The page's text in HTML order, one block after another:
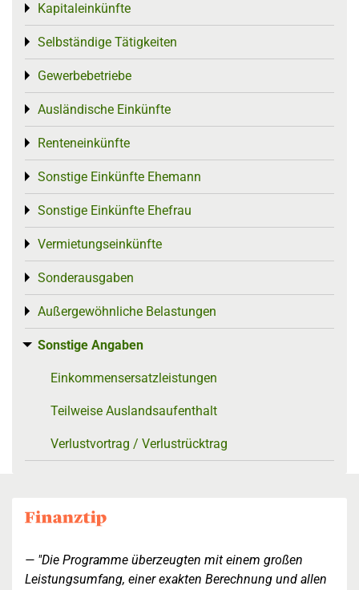
Kapitaleinkünfte
Toggle menu
Selbständige Tätigkeiten
Toggle menu
Gewerbebetriebe
Toggle menu
Ausländische Einkünfte
Toggle menu
Renteneinkünfte
Toggle menu
Sonstige Einkünfte Ehemann
Toggle menu
Sonstige Einkünfte Ehefrau
Toggle menu
Vermietungseinkünfte
Toggle menu
Sonderausgaben
Toggle menu
Außergewöhnliche Belastungen
Toggle menu
Sonstige Angaben
Toggle menu
Einkommensersatzleistungen
Teilweise Auslandsaufenthalt
Verlustvortrag / Verlustrücktrag
"Die Programme überzeugten mit einem großen
Leistungsumfang, einer exakten Berechnung und allen